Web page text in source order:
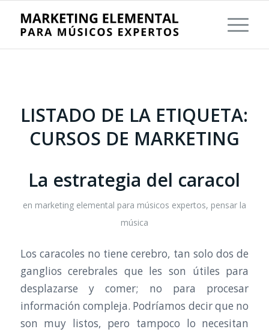
LISTADO DE LA ETIQUETA:
CURSOS DE MARKETING
La estrategia del caracol
en marketing elemental para músicos expertos, pensar la
música
Los caracoles no tiene cerebro, tan solo dos de
ganglios cerebrales que les son útiles para
desplazarse y comer; no para procesar
información compleja. Podríamos decir que no
son muy listos, pero tampoco lo necesitan